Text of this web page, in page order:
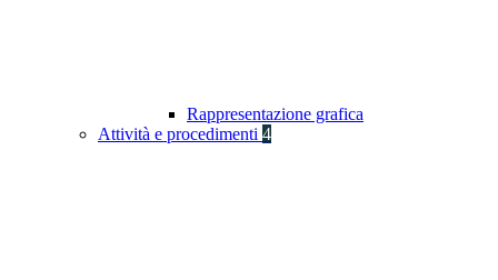
Rappresentazione grafica
Attività e procedimenti 4